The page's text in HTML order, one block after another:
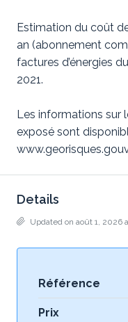
Estimation du coût
an (abonnement
factures d’énergies
2021.
Les informations sur
exposé sont
Details
Updated on août 1, 2026
Référence
Prix